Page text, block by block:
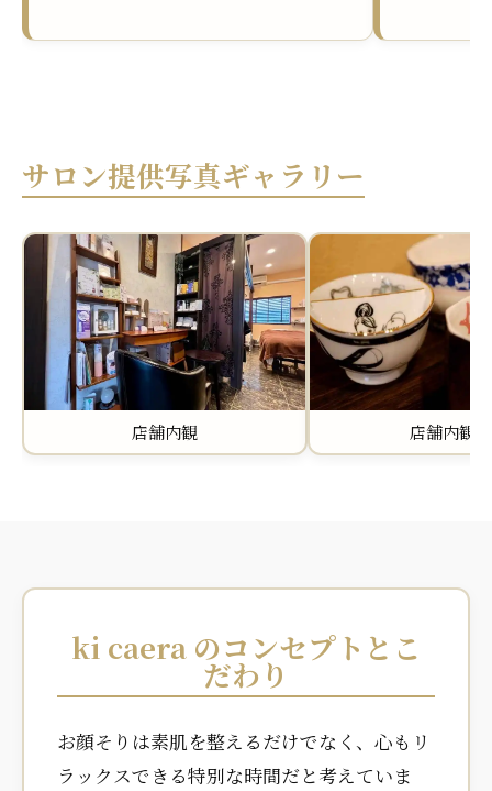
サロン提供写真ギャラリー
店舗内観 店舗内観①
ki caera のコンセプトとこ
だわり
お顔そりは素肌を整えるだけでなく、心もリ
ラックスできる特別な時間だと考えていま